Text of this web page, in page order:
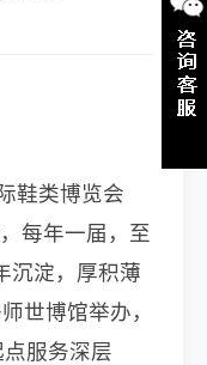
鞋类博览会
每年一届，至
沉淀，厚积薄
世博馆举办，
服务深层